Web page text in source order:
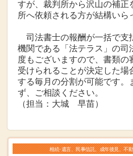
すが、裁判所から沢山の補正
所へ依頼される方が結構いら
司法書士の報酬が一括で支
機関である「法テラス」の司
度もございますので、書類の
受けられることが決定した場
する毎月の分割が可能です。
ず、ご相談ください。
（担当：大城 早苗）
相続･遺言、民事信託、成年後見、不